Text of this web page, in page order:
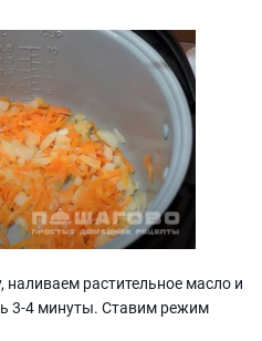
наливаем растительное масло и
3-4 минуты. Ставим режим